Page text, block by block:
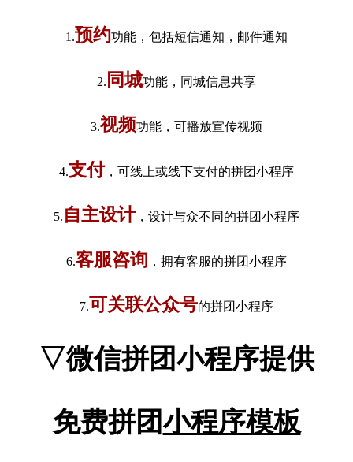
1.预约功能，包括短信通知，邮件通知
2. 同城功能，同城信息共享
3.视频功能，可播放宣传视频
4.支付，可线上或线下支付的拼团小程序
5. 自主设计，设计与众不同的拼团小程序
6.客服咨询 ，拥有客服的拼团小程序
7. 可关联公众号的拼团小程序
▽微信拼团小程序提供
免费拼团小程序模板